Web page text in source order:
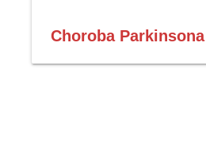
Choroba Parkinsona